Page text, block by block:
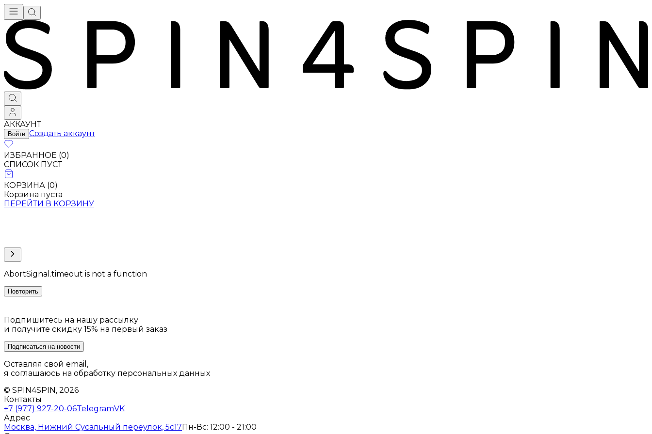
АККАУНТ
Войти Создать аккаунт
ИЗБРАННОЕ (0)
СПИСОК ПУСТ
КОРЗИНА (0)
Корзина пуста
ПЕРЕЙТИ В КОРЗИНУ
AbortSignal.timeout is not a function
Повторить
Подпишитесь на нашу рассылку
и получите скидку 15% на первый заказ
Подписаться на новости
Оставляя свой email,
я соглашаюсь на обработку персональных данных
© SPIN4SPIN, 2026
Контакты
+7 (977) 927-20-06TelegramVK
Адрес
Москва, Нижний Сусальный переулок, 5с17 Пн-Вс: 12:00 - 21:00